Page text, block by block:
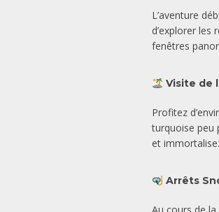
L’aventure
d’explorer les
fenêtres
Visite de
Profitez
turquoise peu
et
Arrêts